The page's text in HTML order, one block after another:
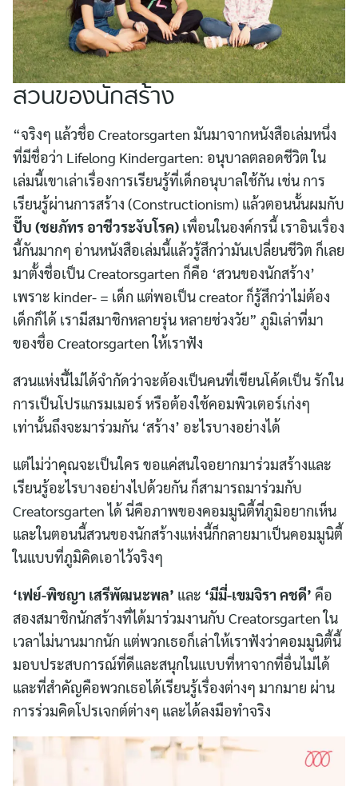
สวนของนักสร้าง
“จริงๆ แล้วชื่อ Creatorsgarten มันมาจากหนังสือเล่มหนึ่ง
ที่มีชื่อว่า Lifelong Kindergarten: อนุบาลตลอดชีวิต ใน
เล่มนี้เขาเล่าเรื่องการเรียนรู้ที่เด็กอนุบาลใช้กัน เช่น การ
เรียนรู้ผ่านการสร้าง (Constructionism) แล้วตอนนั้นผมกับ
ปั๊บ (ชยภัทร อาชีวระงับโรค) เพื่อนในองค์กรนี้ เราอินเรื่อง
นี้กันมากๆ อ่านหนังสือเล่มนี้แล้วรู้สึกว่ามันเปลี่ยนชีวิต ก็เลย
มาตั้งชื่อเป็น Creatorsgarten ก็คือ ‘สวนของนักสร้าง’
เพราะ kinder- = เด็ก แต่พอเป็น creator ก็รู้สึกว่าไม่ต้อง
เด็กก็ได้ เรามีสมาชิกหลายรุ่น หลายช่วงวัย” ภูมิเล่าที่มา
ของชื่อ Creatorsgarten ให้เราฟัง
สวนแห่งนี้ไม่ได้จำกัดว่าจะต้องเป็นคนที่เขียนโค้ดเป็น รักใน
การเป็นโปรแกรมเมอร์ หรือต้องใช้คอมพิวเตอร์เก่งๆ
เท่านั้นถึงจะมาร่วมกัน ‘สร้าง’ อะไรบางอย่างได้
แต่ไม่ว่าคุณจะเป็นใคร ขอแค่สนใจอยากมาร่วมสร้างและ
เรียนรู้อะไรบางอย่างไปด้วยกัน ก็สามารถมาร่วมกับ
Creatorsgarten ได้ นี่คือภาพของคอมมูนิตี้ที่ภูมิอยากเห็น
และในตอนนี้สวนของนักสร้างแห่งนี้ก็กลายมาเป็นคอมมูนิตี้
ในแบบที่ภูมิคิดเอาไว้จริงๆ
‘เฟย์-พิชญา เสรีพัฒนะพล’ และ ‘มีมี่-เขมจิรา คชดี’ คือ
สองสมาชิกนักสร้างที่ได้มาร่วมงานกับ Creatorsgarten ใน
เวลาไม่นานมากนัก แต่พวกเธอก็เล่าให้เราฟังว่าคอมมูนิตี้นี้
มอบประสบการณ์ที่ดีและสนุกในแบบที่หาจากที่อื่นไม่ได้
และที่สำคัญคือพวกเธอได้เรียนรู้เรื่องต่างๆ มากมาย ผ่าน
การร่วมคิดโปรเจกต์ต่างๆ และได้ลงมือทำจริง